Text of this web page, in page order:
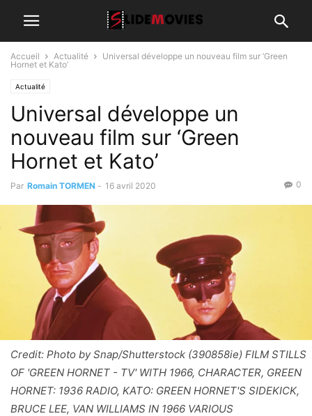
Accueil Actualité
Universal développe un nouveau film sur ‘Green
Hornet et Kato’
Actualité
Universal développe un
nouveau film sur ‘Green
Hornet et Kato’
Par Romain TORMEN - 16 avril 2020 0
Credit: Photo by Snap/Shutterstock (390858ie) FILM STILLS
OF 'GREEN HORNET - TV' WITH 1966, CHARACTER, GREEN
HORNET: 1936 RADIO, KATO: GREEN HORNET'S SIDEKICK,
BRUCE LEE, VAN WILLIAMS IN 1966 VARIOUS